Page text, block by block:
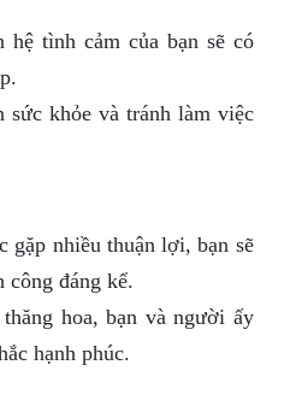
hệ tình cảm của bạn sẽ có
sức khỏe và tránh làm việc
gặp nhiều thuận lợi, bạn sẽ
công đáng kể.
hoa, bạn và người ấy
hạnh phúc.